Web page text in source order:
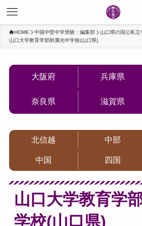
HOME 中国中堅中学受験：編集部
山口県の国公私立
山口大学教育学部附属光中学校(山口県)
大阪府 兵庫県
奈良県 滋賀県
北信越 中部
中国 四国
山口大学教育学
学校(山口県)